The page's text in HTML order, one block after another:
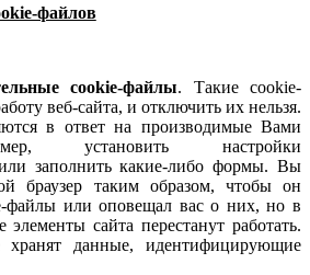
файлов
cookie-файлы. Такие cookie-
веб-сайта, и отключить их нельзя.
в ответ на производимые Вами
установить настройки
заполнить какие-либо формы. Вы
браузер таким образом, чтобы он
файлы или оповещал вас о них, но в
элементы сайта перестанут работать.
данные, идентифицирующие